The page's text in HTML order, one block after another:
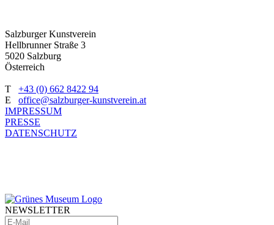
Salzburger Kunstverein
Hellbrunner Straße 3
5020 Salzburg
Österreich
T +43 (0) 662 8422 94
E office@salzburger-kunstverein.at
IMPRESSUM
PRESSE
DATENSCHUTZ
NEWSLETTER